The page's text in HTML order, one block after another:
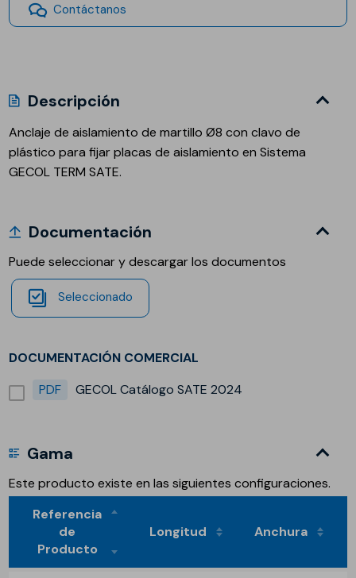
Contáctanos
Descripción
Anclaje de aislamiento de martillo Ø8 con clavo de
plástico para fijar placas de aislamiento en Sistema
GECOL TERM SATE.
Documentación
Puede seleccionar y descargar los documentos
Seleccionado
DOCUMENTACIÓN COMERCIAL
PDF
GECOL Catálogo SATE 2024
Gama
Este producto existe en las siguientes configuraciones.
Referencia
de
Producto
Longitud Anchura